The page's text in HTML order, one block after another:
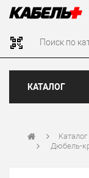
КАТАЛОГ
Каталог
Дюбель-